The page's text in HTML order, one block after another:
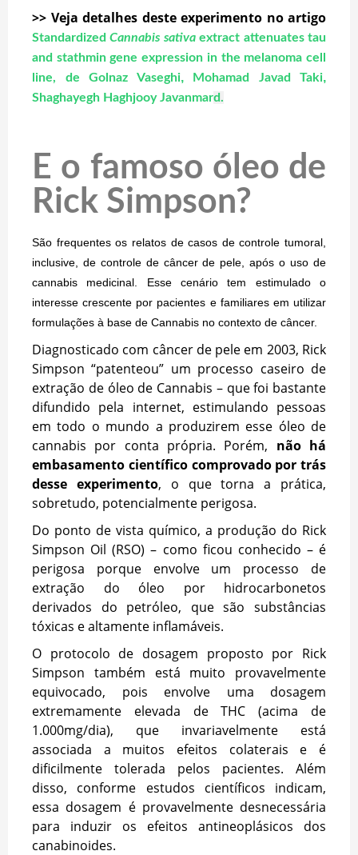
>> Veja detalhes deste experimento no artigo
StandardizedCannabis sativaextract attenuates tau
and stathmin gene expression in the melanoma cell
line, de Golnaz Vaseghi, Mohamad Javad Taki,
Shaghayegh Haghjooy Javanmard.
E o famoso óleo de
Rick Simpson?
São frequentes os relatos de casos de controle tumoral,
inclusive, de controle de câncer de pele, após o uso de
cannabis medicinal. Esse cenário tem estimulado o
interesse crescente por pacientes e familiares em utilizar
formulações à base de Cannabis no contexto de câncer.
Diagnosticado com câncer de pele em 2003, Rick
Simpson “patenteou” um processo caseiro de
extração de óleo de Cannabis – que foi bastante
difundido pela internet, estimulando pessoas
em todo o mundo a produzirem esse óleo de
cannabis por conta própria. Porém, não há
embasamento científico comprovado por trás
desse experimento, o que torna a prática,
sobretudo, potencialmente perigosa.
Do ponto de vista químico, a produção do Rick
Simpson Oil (RSO) – como ficou conhecido – é
perigosa porque envolve um processo de
extração do óleo por hidrocarbonetos
derivados do petróleo, que são substâncias
tóxicas e altamente inflamáveis.
O protocolo de dosagem proposto por Rick
Simpson também está muito provavelmente
equivocado, pois envolve uma dosagem
extremamente elevada de THC (acima de
1.000mg/dia), que invariavelmente está
associada a muitos efeitos colaterais e é
dificilmente tolerada pelos pacientes. Além
disso, conforme estudos científicos indicam,
essa dosagem é provavelmente desnecessária
para induzir os efeitos antineoplásicos dos
canabinoides.